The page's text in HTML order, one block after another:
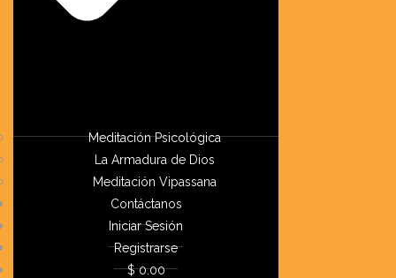
Meditación Psicológica
La Armadura de Dios
Meditación Vipassana
Contáctanos
Iniciar Sesión
Registrarse
$ 0.00